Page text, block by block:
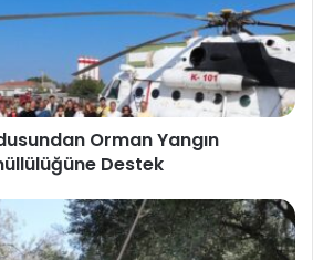
Orman Yangın
Destek